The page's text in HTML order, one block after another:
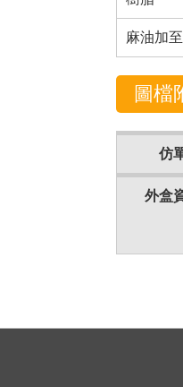
麻油加
圖檔
仿
外盒